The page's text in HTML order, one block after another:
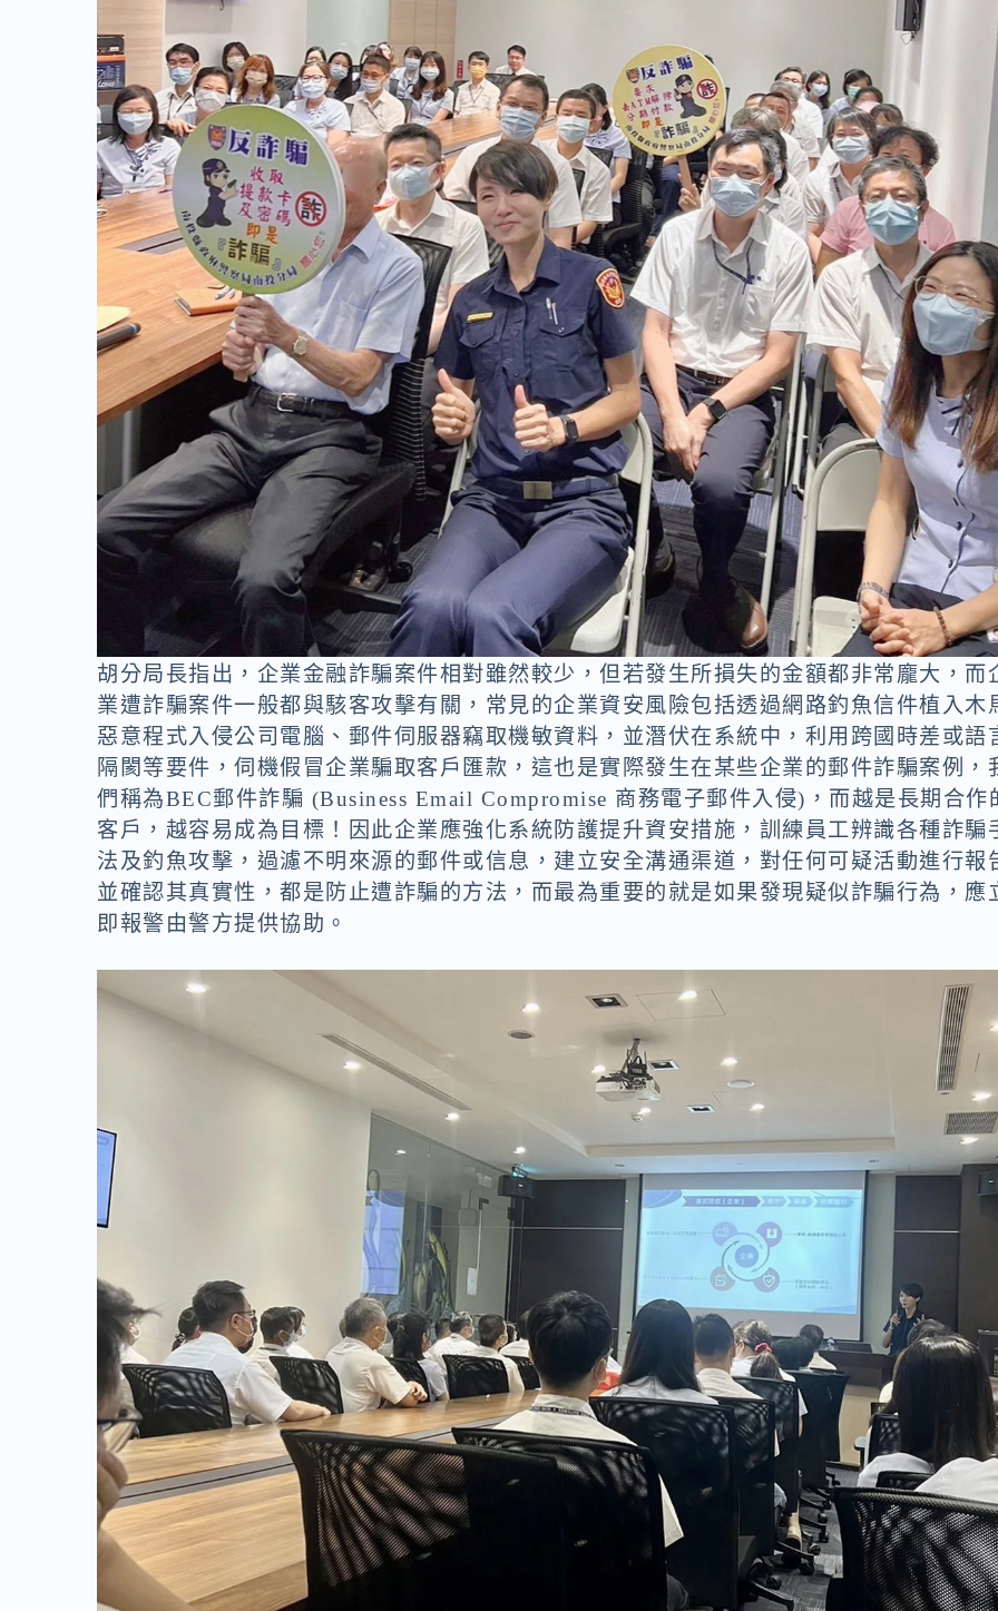
胡分局長指出，企業金融詐騙案件相對雖然較少，但若發生所損失的金額都非常龐大，而
業遭詐騙案件一般都與駭客攻擊有關，常見的企業資安風險包括透過網路釣魚信件植入木
惡意程式入侵公司電腦、郵件伺服器竊取機敏資料，並潛伏在系統中，利用跨國時差或語
隔閡等要件，伺機假冒企業騙取客戶匯款，這也是實際發生在某些企業的郵件詐騙案例，
們稱為BEC郵件詐騙 (Business Email Compromise 商務電子郵件入侵)，而越是長期合作
客戶，越容易成為目標！因此企業應強化系統防護提升資安措施，訓練員工辨識各種詐騙
法及釣魚攻擊，過濾不明來源的郵件或信息，建立安全溝通渠道，對任何可疑活動進行報
並確認其真實性，都是防止遭詐騙的方法，而最為重要的就是如果發現疑似詐騙行為，應
即報警由警方提供協助。